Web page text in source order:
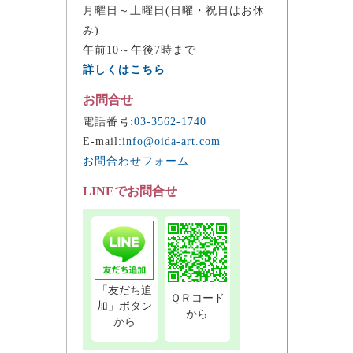
月曜日～土曜日(日曜・祝日はお休
み)
午前10～午後7時まで
詳しくはこちら
お問合せ
電話番号:03-3562-1740
E-mail:info@oida-art.com
お問合わせフォーム
LINEでお問合せ
「友だち追
加」ボタン
から
ＱＲコード
から